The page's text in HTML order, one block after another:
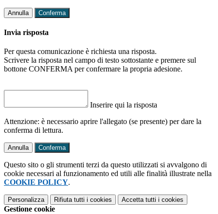
Annulla Conferma
Invia risposta
Per questa comunicazione è richiesta una risposta.
Scrivere la risposta nel campo di testo sottostante e premere sul
bottone CONFERMA per confermare la propria adesione.
Inserire qui la risposta
Attenzione: è necessario aprire l'allegato (se presente) per dare la
conferma di lettura.
Annulla Conferma
Questo sito o gli strumenti terzi da questo utilizzati si avvalgono di
cookie necessari al funzionamento ed utili alle finalità illustrate nella
COOKIE POLICY.
Personalizza Rifiuta tutti i cookies Accetta tutti i cookies
Gestione cookie